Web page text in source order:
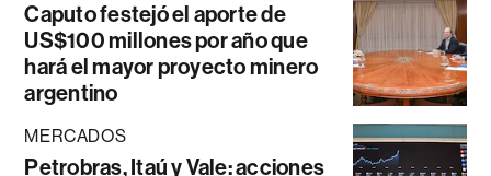
Caputo festejó el aporte de
US$100 millones por año que
hará el mayor proyecto minero
argentino
MERCADOS
Petrobras, Itaú y Vale: acciones